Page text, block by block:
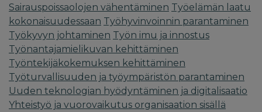
Sairauspoissaolojen vähentäminen Työelämän laatu
kokonaisuudessaan Työhyvinvoinnin parantaminen
Työkyvyn johtaminen Työn imu ja innostus
Työnantajamielikuvan kehittäminen
Työntekijäkokemuksen kehittäminen
Työturvallisuuden ja työympäristön parantaminen
Uuden teknologian hyödyntäminen ja digitalisaatio
Yhteistyö ja vuorovaikutus organisaation sisällä